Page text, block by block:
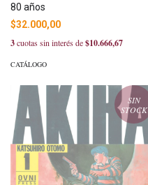
80 años
$32.000,00
3cuotas sin interés de$10.666,67
CATÁLOGO
SIN
STOCK